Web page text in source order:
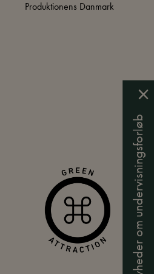
Produktionens Danmark
Nyheder om undervisningsforløb